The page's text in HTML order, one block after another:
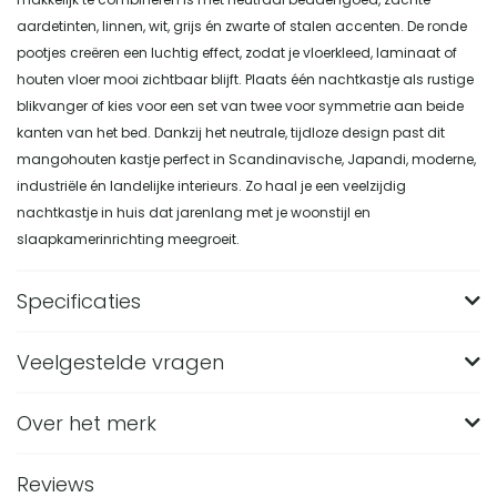
aardetinten, linnen, wit, grijs én zwarte of stalen accenten. De ronde
pootjes creëren een luchtig effect, zodat je vloerkleed, laminaat of
houten vloer mooi zichtbaar blijft. Plaats één nachtkastje als rustige
blikvanger of kies voor een set van twee voor symmetrie aan beide
kanten van het bed. Dankzij het neutrale, tijdloze design past dit
mangohouten kastje perfect in Scandinavische, Japandi, moderne,
industriële én landelijke interieurs. Zo haal je een veelzijdig
nachtkastje in huis dat jarenlang met je woonstijl en
slaapkamerinrichting meegroeit.
Specificaties
Merk
Hoogte (in CM)
Veelgestelde vragen
Wat zijn de afmetingen van het Nest of Nora
Het Nest of Nora Nachtkastje Flin is 50 cm hoog, 45 cm
Over het merk
Reviews